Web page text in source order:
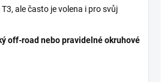
ale často je volena i pro svůj
off-road nebo pravidelné okruhové